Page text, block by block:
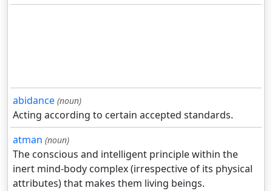
abidance (noun)
Acting according to certain accepted standards.
atman (noun)
The conscious and intelligent principle within the
inert mind-body complex (irrespective of its physical
attributes) that makes them living beings.